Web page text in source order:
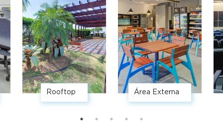
Rooftop Área Externa